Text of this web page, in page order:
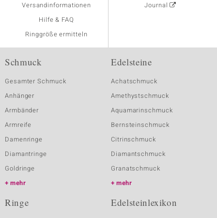
Versandinformationen
Hilfe & FAQ
Ringgröße ermitteln
Journal
Schmuck
Gesamter Schmuck
Anhänger
Armbänder
Armreife
Damenringe
Diamantringe
Goldringe
mehr
Edelsteine
Achatschmuck
Amethystschmuck
Aquamarinschmuck
Bernsteinschmuck
Citrinschmuck
Diamantschmuck
Granatschmuck
mehr
Ringe Edelsteinlexikon